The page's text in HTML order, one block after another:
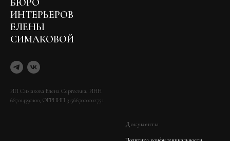
БЮРО
ИНТЕРЬЕРОВ
ЕЛЕНЫ
СИМАКОВОЙ
ИП Симакова Елена Сергеевна, ИНН
667014390100, ОГРНИП 315667000002751
Документы